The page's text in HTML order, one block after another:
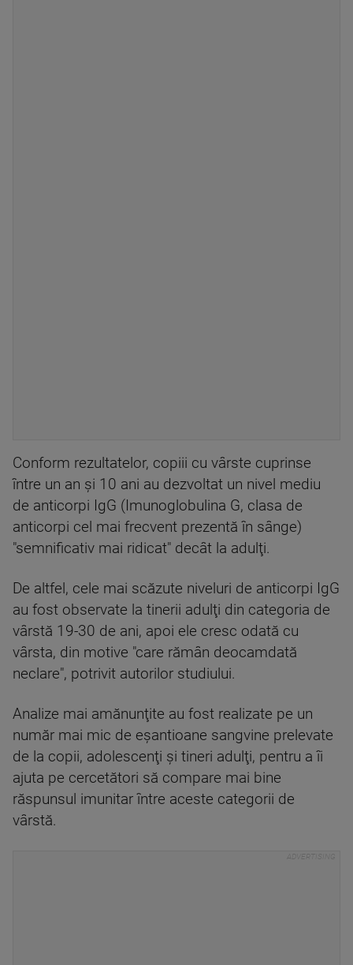
Conform rezultatelor, copiii cu vârste cuprinse
între un an şi 10 ani au dezvoltat un nivel mediu
de anticorpi IgG (Imunoglobulina G, clasa de
anticorpi cel mai frecvent prezentă în sânge)
"semnificativ mai ridicat" decât la adulţi.
De altfel, cele mai scăzute niveluri de anticorpi IgG
au fost observate la tinerii adulţi din categoria de
vârstă 19-30 de ani, apoi ele cresc odată cu
vârsta, din motive "care rămân deocamdată
neclare", potrivit autorilor studiului.
Analize mai amănunţite au fost realizate pe un
număr mai mic de eşantioane sangvine prelevate
de la copii, adolescenţi şi tineri adulţi, pentru a îi
ajuta pe cercetători să compare mai bine
răspunsul imunitar între aceste categorii de
vârstă.